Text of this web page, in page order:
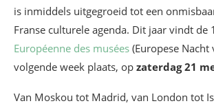
is inmiddels uitgegroeid tot een
Franse culturele agenda. Dit jaar vindt de
Européenne des musées (Europese Nacht
volgende week plaats, op zaterdag 21
Van Moskou tot Madrid, van London tot